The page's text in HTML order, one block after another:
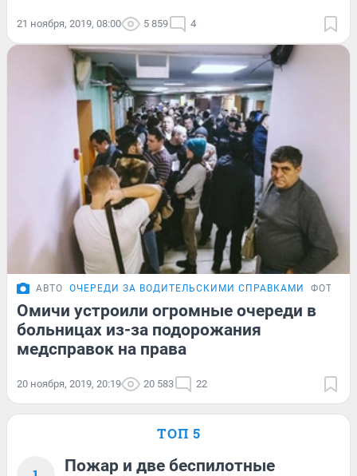
21 ноября, 2019, 08:00 5 859 4
АВТО ОЧЕРЕДИ ЗА ВОДИТЕЛЬСКИМИ СПРАВКАМИ
Омичи устроили огромные очереди в
больницах из-за подорожания
медсправок на права
20 ноября, 2019, 20:19 20 583 22
ТОП 5
Пожар и две беспилотные